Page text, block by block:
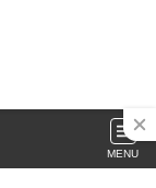
MENU